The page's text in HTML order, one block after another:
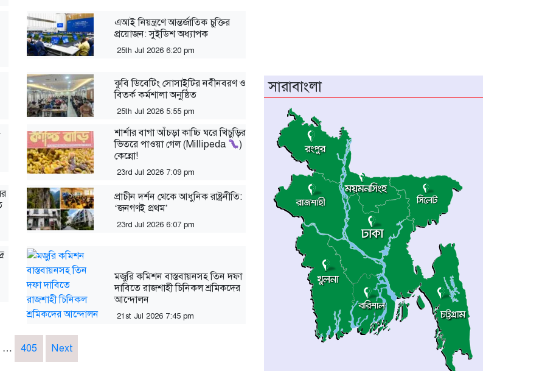
এআই নিয়ন্ত্রণে আন্তর্জাতিক চুক্তির
প্রয়োজন: সুইডিশ অধ্যাপক
25th Jul 2026 6:20 pm
কুবি ডিবেটিং সোসাইটির নবীনবরণ ও
বিতর্ক কর্মশালা অনুষ্ঠিত
25th Jul 2026 5:55 pm
শার্শার বাগা আঁচড়া কাচ্চি ঘরে খিচুড়ির
ভিতরে পাওয়া গেল (Millipeda
)
কেন্নো!
23rd Jul 2026 7:09 pm
প্রাচীন দর্শন থেকে আধুনিক রাষ্ট্রনীতি:
‘জনগণই প্রথম’
23rd Jul 2026 6:07 pm
মজুরি কমিশন বাস্তবায়নসহ তিন দফা
দাবিতে রাজশাহী চিনিকল শ্রমিকদের
আন্দোলন
21st Jul 2026 7:45 pm
… 405 Next
অধিভুক্ত কলেজগুলোতে সাইবার
বাগেরহাটে স্বাস্থ্য কমপ্লেক্সে আকস্মিক
পরিদর্শনে স্বাস্থ্যমন্ত্রী, অনিয়মে ক্ষোভ
প্রকাশ
ম্যানিলায় চীন-আসিয়ান পররাষ্ট্রমন্ত্রীদের
বৈঠক
‎চট্টগ্রামে প্রথমবারের মতো অনুষ্ঠিত হলো
এনইউএসডিএফ ক্যারিয়ার সম্মেলন
২০২৬
সারাবাংলা